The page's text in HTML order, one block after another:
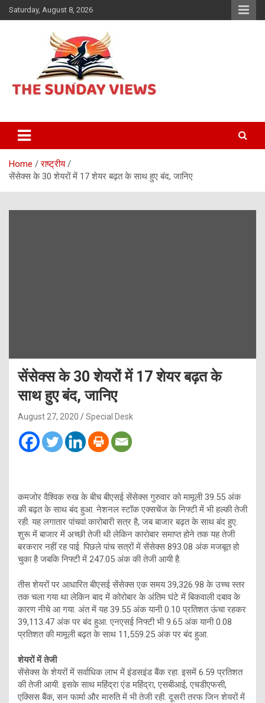
Skip
to
Saturday, August 8, 2026
The Sunday views
Home
राष्ट्रीय
सेंसेक्स के 30 शेयरों में 17 शेयर बढ़त के साथ हुए बंद, जानिए
सेंसेक्स के 30 शेयरों में 17 शेयर बढ़त के
साथ हुए बंद, जानिए
August 27, 2020 Special Desk
कमजोर वैश्विक रुख के बीच बीएसई सेंसेक्स गुरुवार को मामूली 39.55 अंक
की बढ़त के साथ बंद हुआ. नेशनल स्टॉक एक्सचेंज के निफ्टी में भी हल्की तेजी
रही. यह लगातार पांचवां कारोबारी सत्र है, जब बाजार बढ़त के साथ बंद हुए.
शुरू में बाजार में अच्छी तेजी थी लेकिन कारोबार समाप्त होने तक यह तेजी
बरकरार नहीं रह पाई. पिछले पांच सत्रों में सेंसेक्स 893.08 अंक मजबूत हो
चुका है जबकि निफ्टी में 247.05 अंक की तेजी आयी है.
तीस शेयरों पर आधारित बीएसई सेंसेक्स एक समय 39,326.98 के उच्च स्तर
तक चला गया था लेकिन बाद में कोरोबार के अंतिम घंटे में बिकवाली दबाव के
कारण नीचे आ गया. अंत में यह 39.55 अंक यानी 0.10 प्रतिशत ऊंचा रहकर
39,113.47 अंक पर बंद हुआ. एनएसई निफ्टी भी 9.65 अंक यानी 0.08
प्रतिशत की मामूली बढ़त के साथ 11,559.25 अंक पर बंद हुआ.
शेयरों में तेजी
सेंसेक्स के शेयरों में सर्वाधिक लाभ में इंडसइंड बैंक रहा. इसमें 6.59 प्रतिशत
की तेजी आयी. इसके साथ महिंद्रा एंड महिंद्रा, एसबीआई, एचडीएफसी,
एक्सिस बैंक, सन फार्मा और मारुति में भी तेजी रही. दूसरी तरफ जिन शेयरों में